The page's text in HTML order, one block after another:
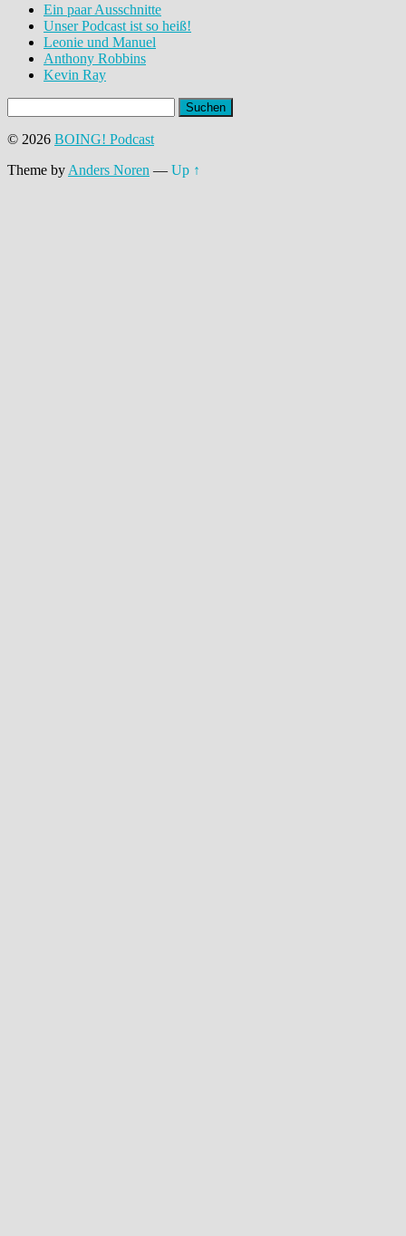
Ein paar Ausschnitte
Unser Podcast ist so heiß!
Leonie und Manuel
Anthony Robbins
Kevin Ray
nach:
© 2026 BOING! Podcast
Theme by Anders Noren — Up ↑